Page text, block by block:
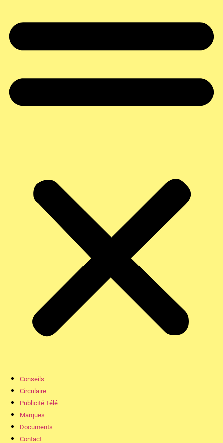
Conseils
Circulaire
Publicité Télé
Marques
Documents
Contact